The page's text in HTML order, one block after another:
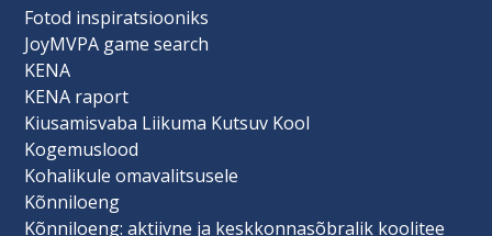
Fotod inspiratsiooniks
JoyMVPA game search
KENA
KENA raport
Kiusamisvaba Liikuma Kutsuv Kool
Kogemuslood
Kohalikule omavalitsusele
Kõnniloeng
Kõnniloeng: aktiivne ja keskkonnasõbralik koolitee